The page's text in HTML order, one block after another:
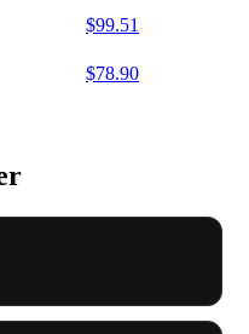
$99.51
$78.90